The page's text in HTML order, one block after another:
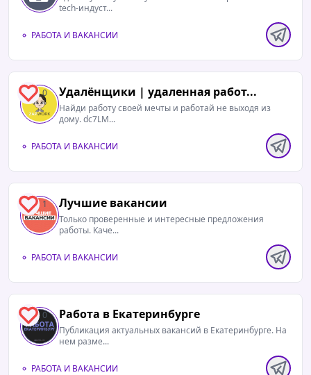
tech-индуст...
РАБОТА И ВАКАНСИИ
0 Удалёнщики | удаленная работ...
Найди работу своей мечты и работай не выходя из
дому. dc7LM...
РАБОТА И ВАКАНСИИ
1 Лучшие вакансии
Только проверенные и интересные предложения
работы. Каче...
РАБОТА И ВАКАНСИИ
0 Работа в Екатеринбурге
Публикация актуальных вакансий в Екатеринбурге. На
нем разме...
РАБОТА И ВАКАНСИИ